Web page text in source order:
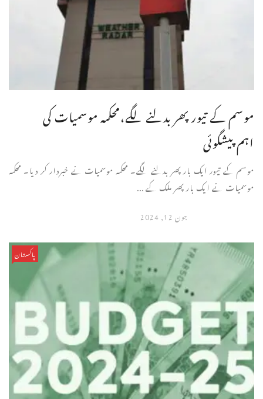
موسم کے تیور پھر بدلنے لگے،محکمہ موسمیات کی
اہم پیشگوئی
موسم کے تیور ایک بار پھر بدلنے لگے۔ محکمہ موسمیات نے خبردار کر دیا۔ محکمہ
موسمیات نے ایک بار پھر ملک کے ...
جون 12, 2024
پاکستان